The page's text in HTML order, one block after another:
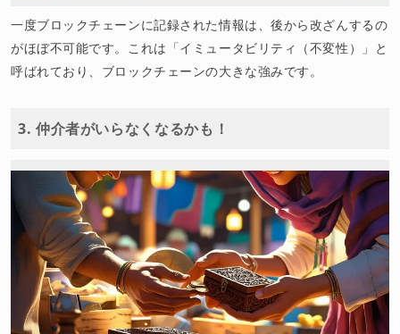
一度ブロックチェーンに記録された情報は、後から改ざんするの
がほぼ不可能です。これは「イミュータビリティ（不変性）」と
呼ばれており、ブロックチェーンの大きな強みです。
3. 仲介者がいらなくなるかも！